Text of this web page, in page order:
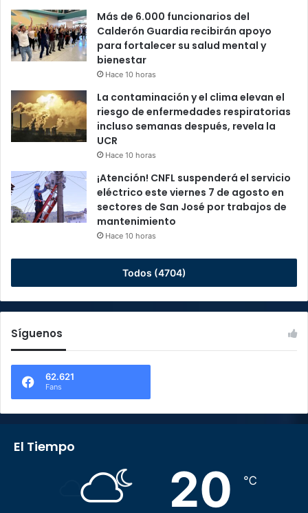
Más de 6.000 funcionarios del
Calderón Guardia recibirán apoyo
para fortalecer su salud mental y
bienestar
Hace 10 horas
La contaminación y el clima elevan el
riesgo de enfermedades respiratorias
incluso semanas después, revela la
UCR
Hace 10 horas
¡Atención! CNFL suspenderá el servicio
eléctrico este viernes 7 de agosto en
sectores de San José por trabajos de
mantenimiento
Hace 10 horas
Todos (4704)
Síguenos
62.621
Fans
El Tiempo
20 ℃